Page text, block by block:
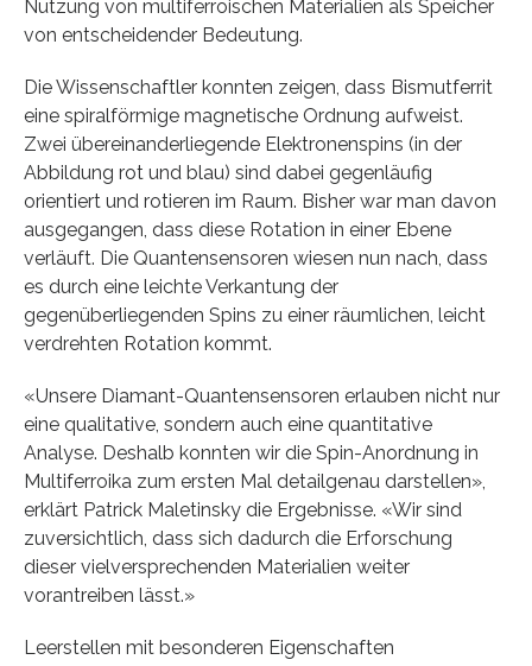
Nutzung von multiferroischen Materialien als Speicher
von entscheidender Bedeutung.
Die Wissenschaftler konnten zeigen, dass Bismutferrit
eine spiralförmige magnetische Ordnung aufweist.
Zwei übereinanderliegende Elektronenspins (in der
Abbildung rot und blau) sind dabei gegenläufig
orientiert und rotieren im Raum. Bisher war man davon
ausgegangen, dass diese Rotation in einer Ebene
verläuft. Die Quantensensoren wiesen nun nach, dass
es durch eine leichte Verkantung der
gegenüberliegenden Spins zu einer räumlichen, leicht
verdrehten Rotation kommt.
«Unsere Diamant-Quantensensoren erlauben nicht nur
eine qualitative, sondern auch eine quantitative
Analyse. Deshalb konnten wir die Spin-Anordnung in
Multiferroika zum ersten Mal detailgenau darstellen»,
erklärt Patrick Maletinsky die Ergebnisse. «Wir sind
zuversichtlich, dass sich dadurch die Erforschung
dieser vielversprechenden Materialien weiter
vorantreiben lässt.»
Leerstellen mit besonderen Eigenschaften